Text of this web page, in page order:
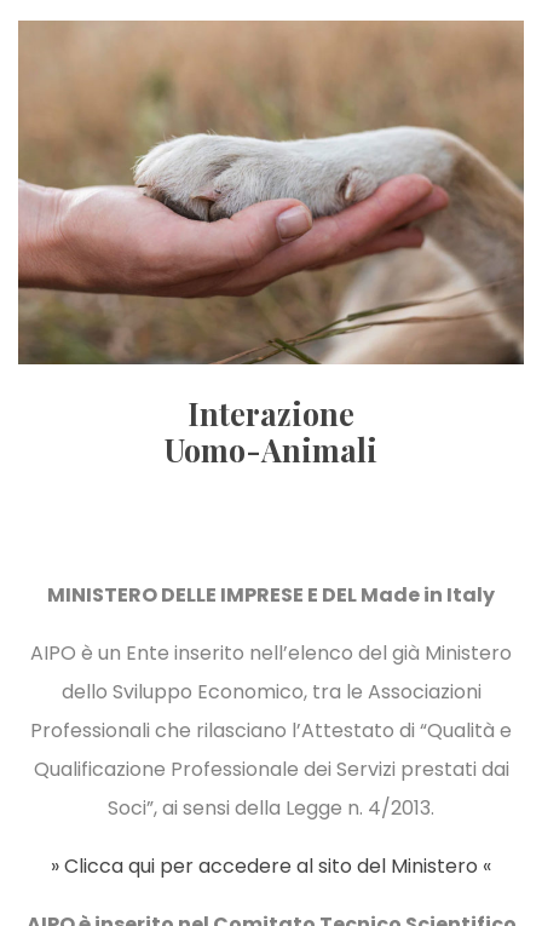
Interazione
Uomo-Animali
MINISTERO DELLE IMPRESE E DELMade in Italy
AIPO è un Ente inserito nell’elenco del già Ministero
dello Sviluppo Economico, tra le Associazioni
Professionali che rilasciano l’Attestato di “Qualità e
Qualificazione Professionale dei Servizi prestati dai
Soci”, ai sensi della Legge n. 4/2013.
» Clicca qui per accedere al sito del Ministero «